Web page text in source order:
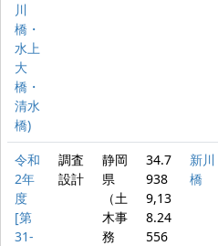
川
橋・
水上
大
橋・
清水
橋)
令和
2年
度
[第
31-
調査
設計
静岡
県
（土
木事
務
34.7
938
9,13
8.24
556
新川
橋